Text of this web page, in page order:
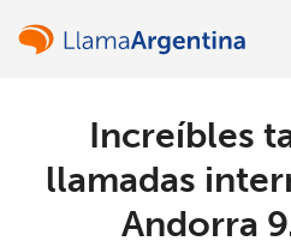
Increíbles
llamadas
Andorra